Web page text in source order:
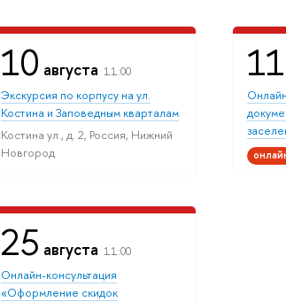
10 августа 11:00
Экскурсия по корпусу на ул.
Костина и Заповедным кварталам
Костина ул., д. 2, Россия, Нижний
Новгород
11
25 августа 11:00
Онлайн-консультация
«Оформление скидок